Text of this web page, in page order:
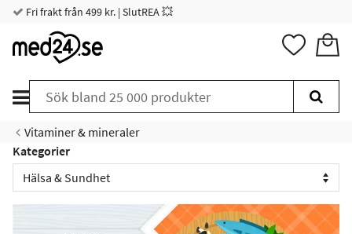
Fri frakt från 499 kr. | SlutREA 💥
Vitaminer & mineraler
Kategorier